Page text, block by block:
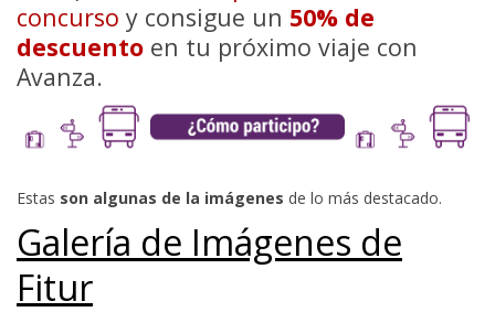
concurso y consigue un 50% de
descuento en tu próximo viaje con
Avanza.
Estas son algunas de la imágenes de lo más destacado.
Galería de Imágenes de
Fitur